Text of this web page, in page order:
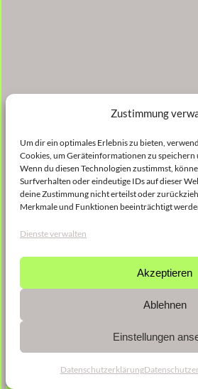
Zustimmung
Um dir ein optimales Erlebnis zu bieten,
Cookies, um Geräteinformationen zu
Wenn du diesen Technologien zustimmst,
Surfverhalten oder eindeutige IDs auf dieser
deine Zustimmung nicht erteilst oder
Merkmale und Funktionen beeinträchtigt
Dienste verwalten
Akzeptieren
Ablehnen
Einstellungen
Datenschutzerklärung